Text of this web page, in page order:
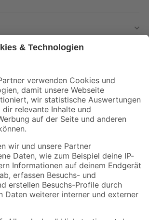
Angebote und Aktionen mehr verpassen!
Versandarten